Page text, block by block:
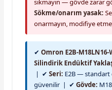
sıkmayın — gövde zarar
Sökme/onarım yasak:
onarmayın, modifiye
✔ Omron E2B-
Silindirik Endüktif
| ✔ Seri: E2B —
güvenilir | ✔ Gövde: